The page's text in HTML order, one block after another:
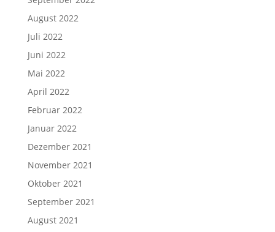
August 2022
Juli 2022
Juni 2022
Mai 2022
April 2022
Februar 2022
Januar 2022
Dezember 2021
November 2021
Oktober 2021
September 2021
August 2021